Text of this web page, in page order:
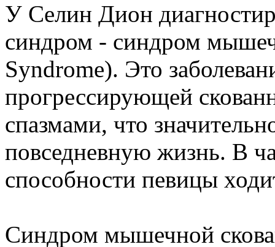
У Селин Дион
синдром - синдром
Syndrome). Это
прогрессирующей
спазмами, что
повседневную жизнь. В
способности певицы
Синдром мышечной